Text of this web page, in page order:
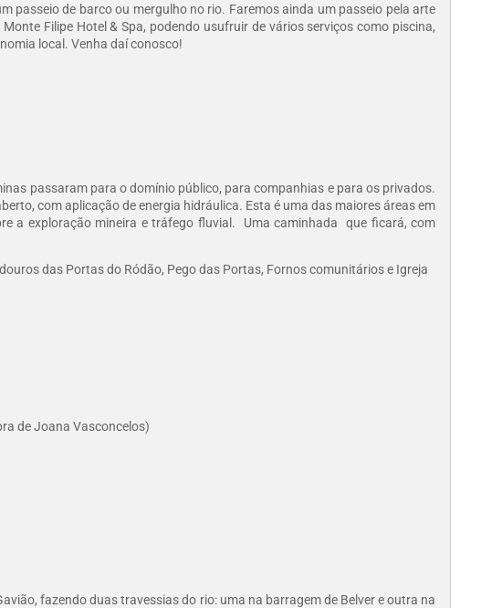
passeio de barco ou mergulho no rio. Faremos ainda um passeio pela arte
Filipe Hotel & Spa, podendo usufruir de vários serviços como piscina,
local. Venha daí conosco!
passaram para o domínio público, para companhias e para os privados.
com aplicação de energia hidráulica. Esta é uma das maiores áreas em
a exploração mineira e tráfego fluvial. Uma caminhada que ficará, com
das Portas do Ródão, Pego das Portas, Fornos comunitários e Igreja
de Joana Vasconcelos)
fazendo duas travessias do rio: uma na barragem de Belver e outra na